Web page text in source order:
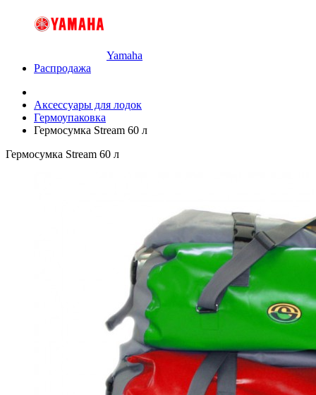
Yamaha
Распродажа
Аксессуары для лодок
Гермоупаковка
Гермосумка Stream 60 л
Гермосумка Stream 60 л